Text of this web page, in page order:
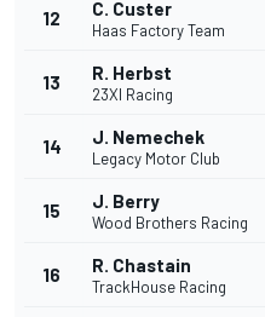
12 C. Custer
Haas Factory Team
13 R. Herbst
23XI Racing
14 J. Nemechek
Legacy Motor Club
15 J. Berry
Wood Brothers Racing
16 R. Chastain
TrackHouse Racing